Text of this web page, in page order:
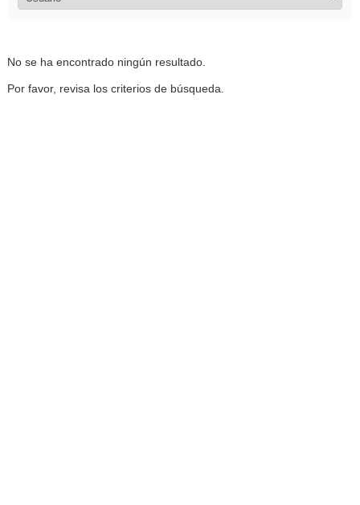
No se ha encontrado ningún resultado.
Por favor, revisa los criterios de búsqueda.